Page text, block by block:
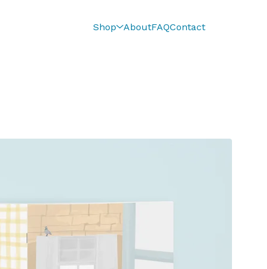
Shop AboutFAQContact